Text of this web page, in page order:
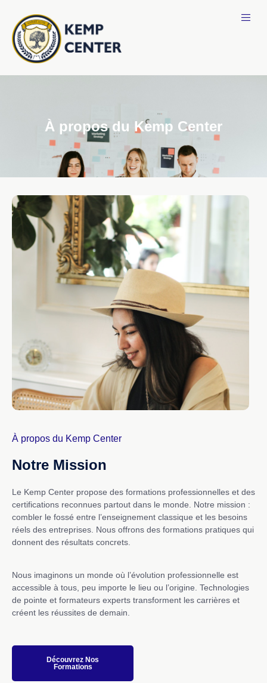
À propos du Kemp Center
À propos du Kemp Center
Notre Mission
Le Kemp Center propose des formations professionnelles et des
certifications reconnues partout dans le monde. Notre mission :
combler le fossé entre l’enseignement classique et les besoins
réels des entreprises. Nous offrons des formations pratiques qui
donnent des résultats concrets.
Nous imaginons un monde où l’évolution professionnelle est
accessible à tous, peu importe le lieu ou l’origine. Technologies
de pointe et formateurs experts transforment les carrières et
créent les réussites de demain.
Découvrez Nos
Formations